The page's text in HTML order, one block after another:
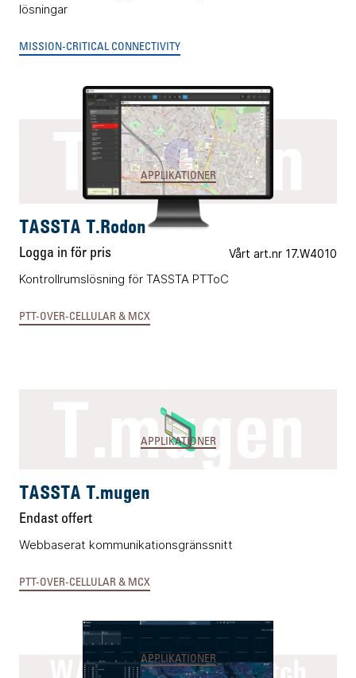
lösningar
MISSION-CRITICAL CONNECTIVITY
T.Rodon
APPLIKATIONER
TASSTA T.Rodon
Logga in för pris Vårt art.nr 17.W4010
Kontrollrumslösning för TASSTA PTToC
PTT-OVER-CELLULAR & MCX
T.mugen
APPLIKATIONER
TASSTA T.mugen
Endast offert
Webbaserat kommunikationsgränssnitt
PTT-OVER-CELLULAR & MCX
APPLIKATIONER